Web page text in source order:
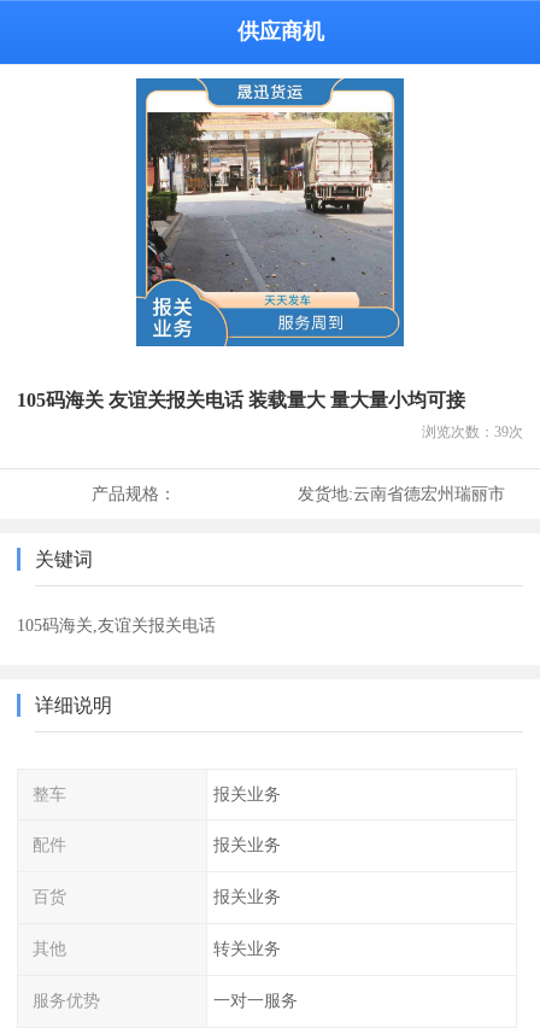
供应商机
105码海关 友谊关报关电话 装载量大 量大量小均可接
浏览次数： 39次
产品规格： 发货地:云南省德宏州瑞丽市
关键词
105码海关,友谊关报关电话
详细说明
整车 报关业务
配件 报关业务
百货 报关业务
其他 转关业务
服务优势 一对一服务